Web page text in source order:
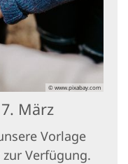
© www.pixabay.com
März
Vorlage
Verfügung.